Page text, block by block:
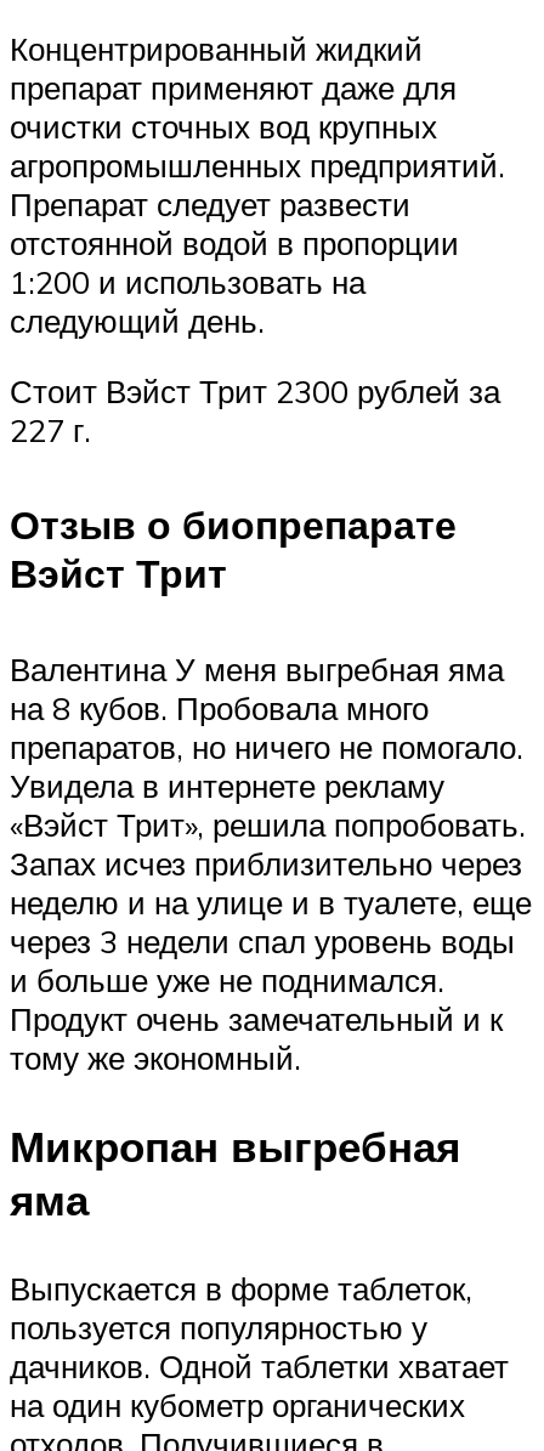
Концентрированный жидкий
препарат применяют даже для
очистки сточных вод крупных
агропромышленных предприятий.
Препарат следует развести
отстоянной водой в пропорции
1:200 и использовать на
следующий день.
Стоит Вэйст Трит 2300 рублей за
227 г.
Отзыв о биопрепарате
Вэйст Трит
Валентина У меня выгребная яма
на 8 кубов. Пробовала много
препаратов, но ничего не помогало.
Увидела в интернете рекламу
«Вэйст Трит», решила попробовать.
Запах исчез приблизительно через
неделю и на улице и в туалете, еще
через 3 недели спал уровень воды
и больше уже не поднимался.
Продукт очень замечательный и к
тому же экономный.
Микропан выгребная
яма
Выпускается в форме таблеток,
пользуется популярностью у
дачников. Одной таблетки хватает
на один кубометр органических